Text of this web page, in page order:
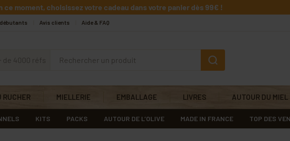
ce moment, choisissez votre cadeau dans votre panier dès 99€ !
débutants Avis clients Aide & FAQ
de 4000 réfs
RUCHER MIELLERIE EMBALLAGE LIVRES AUTOUR DU MIEL
KITS PACKS AUTOUR DE L’OLIVE MADE IN FRANCE TOP DES